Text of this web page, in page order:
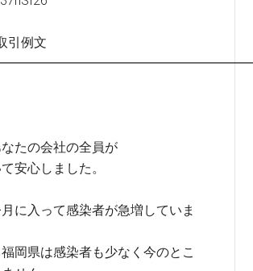
引例文
たの会社の全員が
安心しました。
に入って感染者が急増していま
岡県は感染者も少なく今のとこ